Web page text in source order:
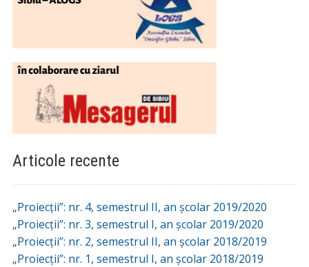
Articole recente
„Proiecții”: nr. 4, semestrul II, an școlar 2019/2020
„Proiecții”: nr. 3, semestrul I, an școlar 2019/2020
„Proiecții”: nr. 2, semestrul II, an școlar 2018/2019
„Proiecții”: nr. 1, semestrul I, an școlar 2018/2019